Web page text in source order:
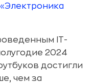
«Электроника
IT-
2024
достигли
чем за